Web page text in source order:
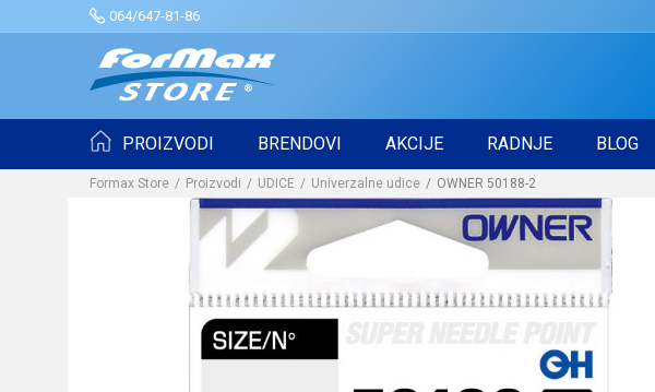
064/647-81-86
PROIZVODI BRENDOVI AKCIJE RADNJE BLOG
Formax Store Proizvodi UDICE Univerzalne udice OWNER 50188-2